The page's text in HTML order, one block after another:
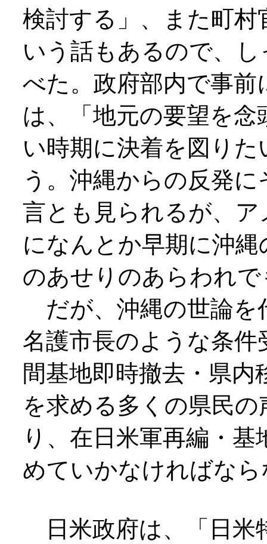
検討する」、また町
いう話もあるので、
べた。政府部内で事
は、「地元の要望を
い時期に決着を図り
う。沖縄からの反発
言とも見られるが、
になんとか早期に沖
のあせりのあらわれ
だが、沖縄の世論を
名護市長のような条
間基地即時撤去・県
を求める多くの県民
り、在日米軍再編・
めていかなければなら
日米政府は、「日米